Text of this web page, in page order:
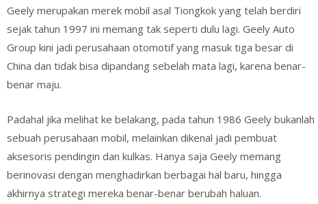
Geely merupakan merek mobil asal Tiongkok yang telah berdiri
sejak tahun 1997 ini memang tak seperti dulu lagi. Geely Auto
Group kini jadi perusahaan otomotif yang masuk tiga besar di
China dan tidak bisa dipandang sebelah mata lagi, karena benar-
benar maju.
Padahal jika melihat ke belakang, pada tahun 1986 Geely bukanlah
sebuah perusahaan mobil, melainkan dikenal jadi pembuat
aksesoris pendingin dan kulkas. Hanya saja Geely memang
berinovasi dengan menghadirkan berbagai hal baru, hingga
akhirnya strategi mereka benar-benar berubah haluan.